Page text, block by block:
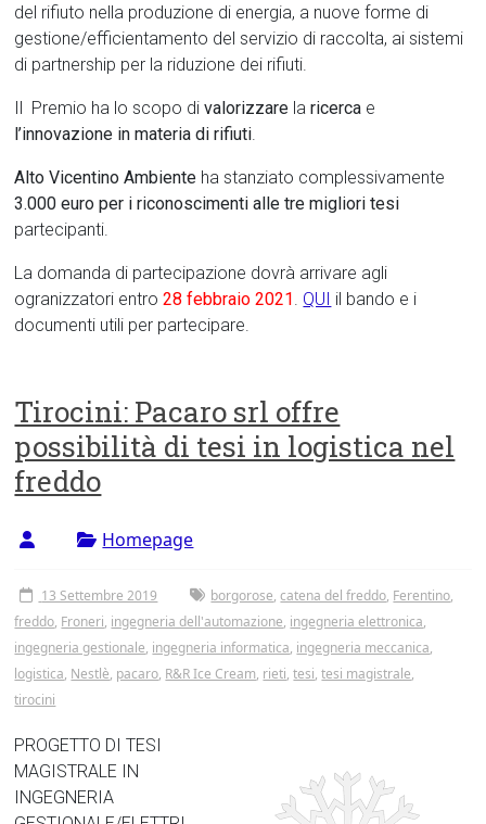
del rifiuto nella produzione di energia, a nuove forme di
gestione/efficientamento del servizio di raccolta, ai sistemi
di partnership per la riduzione dei rifiuti.
Il Premio ha lo scopo divalorizzare laricerca e
l’innovazione in materia di rifiuti.
Alto Vicentino Ambiente ha stanziato complessivamente
3.000 euro per i riconoscimenti alle tre migliori tesi
partecipanti.
La domanda di partecipazione dovrà arrivare agli
ogranizzatori entro28 febbraio 2021. QUI il bando e i
documenti utili per partecipare.
Tirocini: Pacaro srl offre
possibilità di tesi in logistica nel
freddo
Homepage
13 Settembre 2019 borgorose,catena del freddo, Ferentino,
freddo, Froneri, ingegneria dell'automazione, ingegneria elettronica,
ingegneria gestionale, ingegneria informatica, ingegneria meccanica,
logistica, Nestlè, pacaro, R&R Ice Cream, rieti,tesi,tesi magistrale,
tirocini
PROGETTO DI TESI
MAGISTRALE IN
INGEGNERIA